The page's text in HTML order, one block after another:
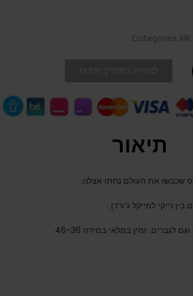
Categories
תיאור
נייקי למייקל ג’ורדן .
זמין במלאי במידה 46-36.